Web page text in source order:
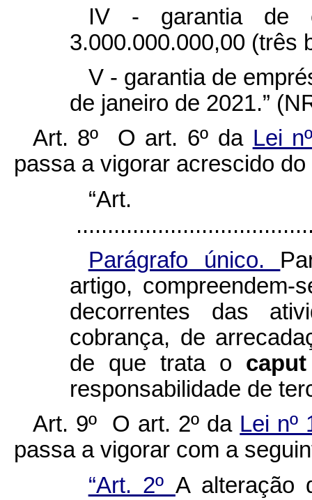
IV - garantia de
3.000.000.000,00 (três
V - garantia de
de janeiro de 2021.”
Art. 8º O art. 6º da Lei
passa a vigorar acrescido
Parágrafo único.
artigo, compreendem-
decorrentes das
cobrança, de
de que trata o
responsabilidade de
Art. 9º O art. 2º da Lei nº
passa a vigorar com a
“Art. 2º A alteração